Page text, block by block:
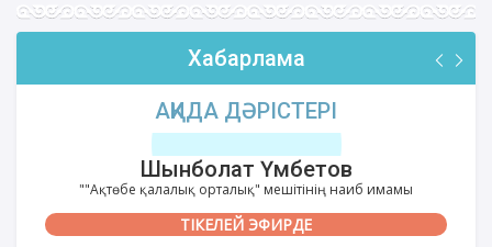
Хабарлама
АҚИДА ДӘРІСТЕРІ
Шынболат Үмбетов
""Ақтөбе қалалық орталық" мешітінің наиб имамы
ТІКЕЛЕЙ ЭФИРДЕ